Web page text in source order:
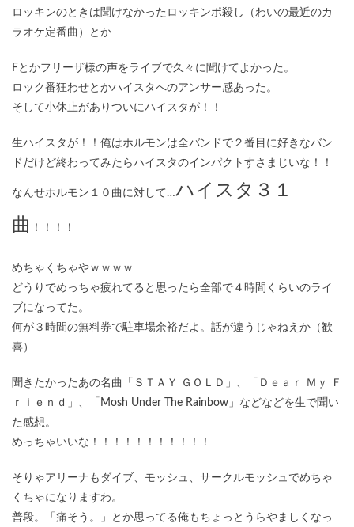
ロッキンのときは聞けなかったロッキンポ殺し（わいの最近のカ
ラオケ定番曲）とか
Fとかフリーザ様の声をライブで久々に聞けてよかった。
ロック番狂わせとかハイスタへのアンサー感あった。
そして小休止がありついにハイスタが！！
生ハイスタが！！俺はホルモンは全バンドで２番目に好きなバン
ドだけど終わってみたらハイスタのインパクトすさまじいな！！
なんせホルモン１０曲に対して…ハイスタ３１
曲
！！！！
めちゃくちゃやｗｗｗｗ
どうりでめっちゃ疲れてると思ったら全部で４時間くらいのライ
ブになってた。
何が３時間の無料券で駐車場余裕だよ。話が違うじゃねえか（歓
喜）
聞きたかったあの名曲「ＳＴＡＹ ＧＯＬＤ」、「Ｄｅａｒ Ｍｙ Ｆ
ｒｉｅｎｄ」、「Mosh Under The Rainbow」などなどを生で聞い
た感想。
めっちゃいいな！！！！！！！！！！！
そりゃアリーナもダイブ、モッシュ、サークルモッシュでめちゃ
くちゃになりますわ。
普段。「痛そう。」とか思ってる俺もちょっとうらやましくなっ